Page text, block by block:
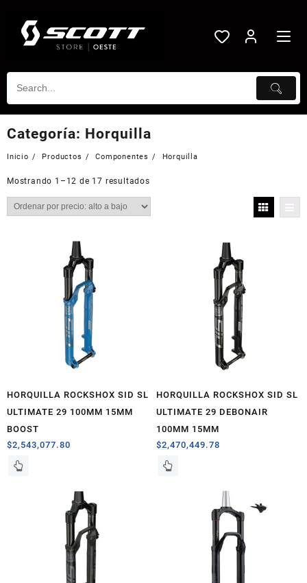
contenido
Categoría: Horquilla
Inicio Productos Componentes Horquilla
Mostrando 1–12 de 17 resultados
HORQUILLA ROCKSHOX SID SL
ULTIMATE 29 100MM 15MM
BOOST
$2,543,077.80
HORQUILLA ROCKSHOX SID SL
ULTIMATE 29 DEBONAIR
100MM 15MM
$2,470,449.78